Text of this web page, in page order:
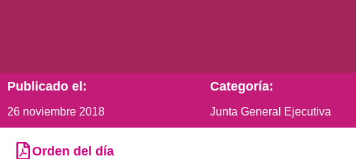
Publicado el:
26 noviembre 2018
Categoría:
Junta General Ejecutiva
Orden del día